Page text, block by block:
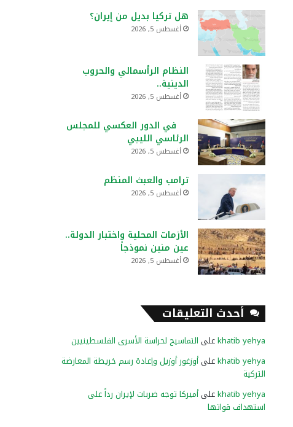
هل تركيا بديل من إيران؟
أغسطس 5, 2026
النظام الرأسمالي والحروب
الدينية..
أغسطس 5, 2026
في الدور العكسي للمجلس
الرئاسي الليبي
أغسطس 5, 2026
ترامب والعبث المنظم
أغسطس 5, 2026
الأزمات المحلية واختبار الدولة..
عين منين نموذجاً
أغسطس 5, 2026
أحدث التعليقات
khatib yehyaعلى التماسيح لحراسة الأسرى الفلسطينيين
khatib yehyaعلىأوزغور أوزيل وإعادة رسم خريطة المعارضة
التركية
khatib yehyaعلىأميركا توجه ضربات لإيران رداً على
استهداف قواتها